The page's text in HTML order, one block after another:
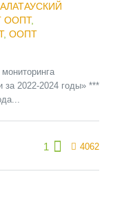
ООПТ,
, ООПТ
за 2022-2024 годы» ***
1 4062